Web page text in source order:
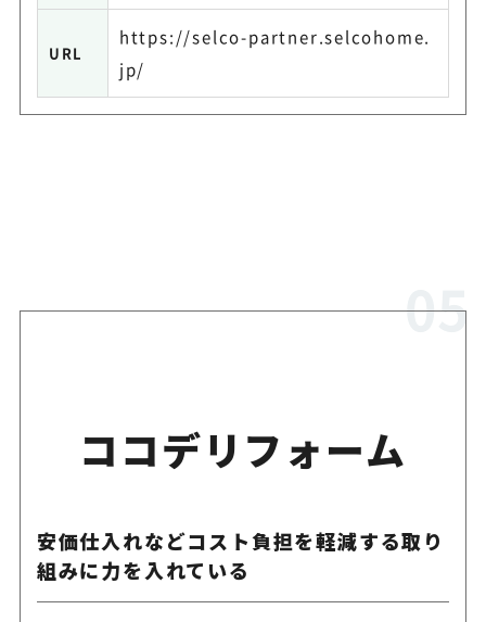
URL
https://selco-partner.selcohome.
jp/
ココデリフォーム
安価仕入れなどコスト負担を軽減する取り
組みに力を入れている